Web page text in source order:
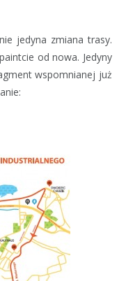
jedyna zmiana trasy.
od nowa. Jedyny
wspomnianej już